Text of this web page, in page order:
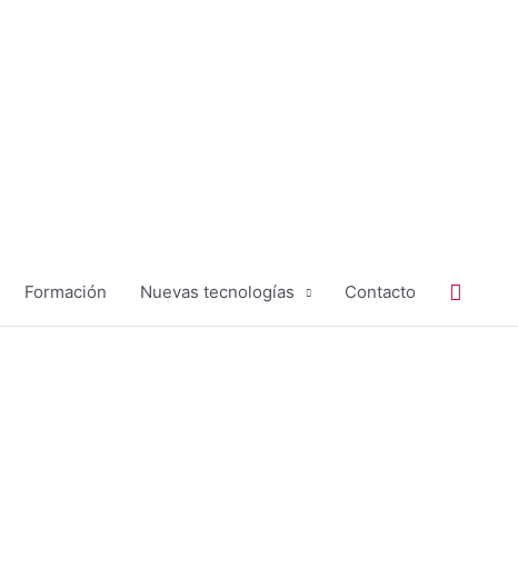
Formación Nuevas tecnologías Contacto Buscar